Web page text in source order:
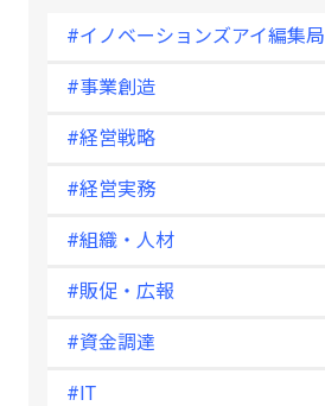
#イノベーションズアイ編集局
#事業創造
#経営戦略
#経営実務
#組織・人材
#販促・広報
#資金調達
#IT